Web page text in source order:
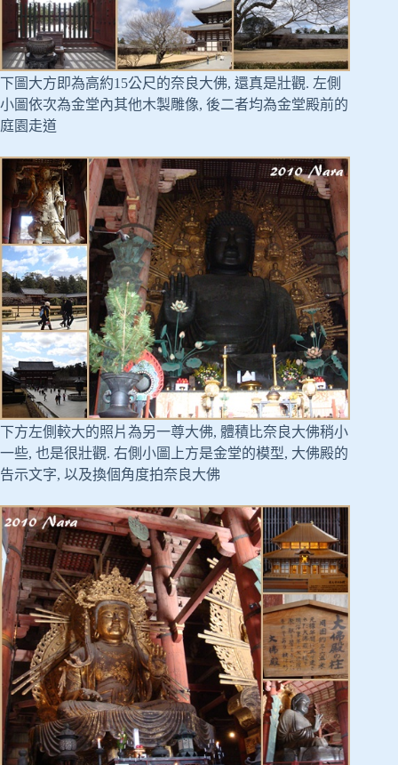
下圖大方即為高約15公尺的奈良大佛, 還真是壯觀. 左側
小圖依次為金堂內其他木製雕像, 後二者均為金堂殿前的
庭園走道
下方左側較大的照片為另一尊大佛, 體積比奈良大佛稍小
一些, 也是很壯觀. 右側小圖上方是金堂的模型, 大佛殿的
告示文字, 以及換個角度拍奈良大佛